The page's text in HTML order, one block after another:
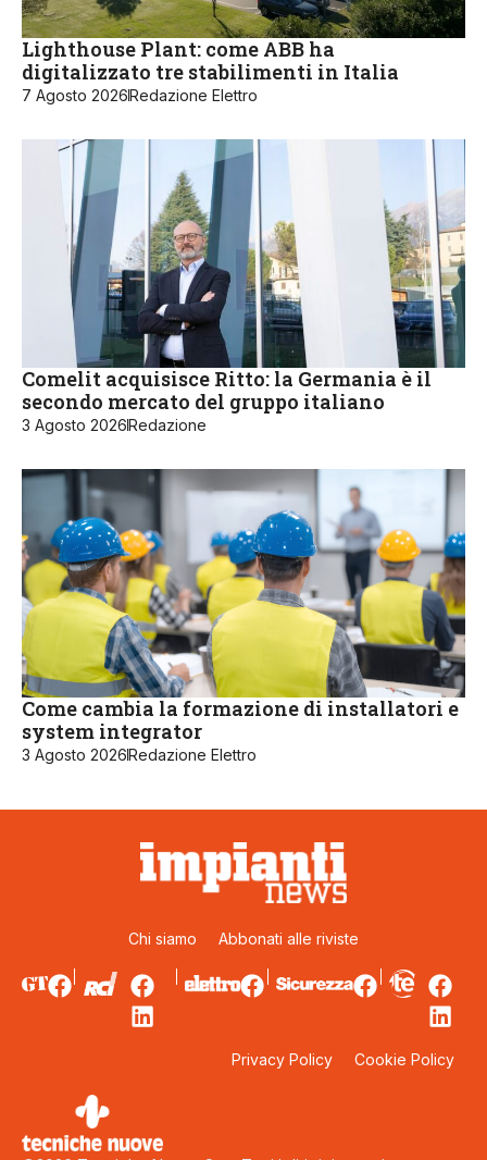
Lighthouse Plant: come ABB ha
digitalizzato tre stabilimenti in Italia
7 Agosto 2026Redazione Elettro
Comelit acquisisce Ritto: la Germania è il
secondo mercato del gruppo italiano
3 Agosto 2026Redazione
Come cambia la formazione di installatori e
system integrator
3 Agosto 2026Redazione Elettro
Chi siamo Abbonati alle riviste
Privacy Policy Cookie Policy